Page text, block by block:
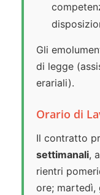
Gli
di legge
erariali).
Orario di
Il contratto
settimanali,
rientri
ore; martedì,